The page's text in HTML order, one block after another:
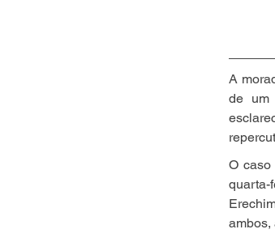
A
de um
O caso
quarta-
ambos,